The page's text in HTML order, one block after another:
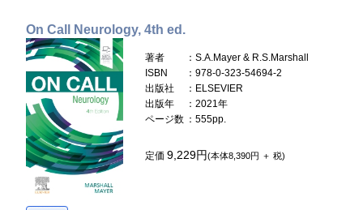
On Call Neurology, 4th ed.
著者
：S.A.Mayer & R.S.Marshall
ISBN
：978-0-323-54694-2
出版社
：ELSEVIER
出版年
：2021年
ページ数 ：555pp.
定価9,229円(本体8,390円 ＋ 税)